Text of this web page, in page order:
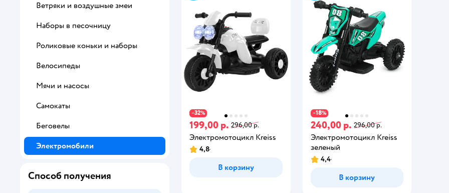
−32%
199,00 р. 296,00 р.
Электромотоцикл Kreiss
4,8
В корзину
−18%
240,00 р. 296,00 р.
Электромотоцикл Kreiss
зеленый
4,4
В корзину
Ветряки и воздушные змеи
Наборы в песочницу
Роликовые коньки и наборы
Велосипеды
Мячи и насосы
Самокаты
Беговелы
Электромобили
Способ получения